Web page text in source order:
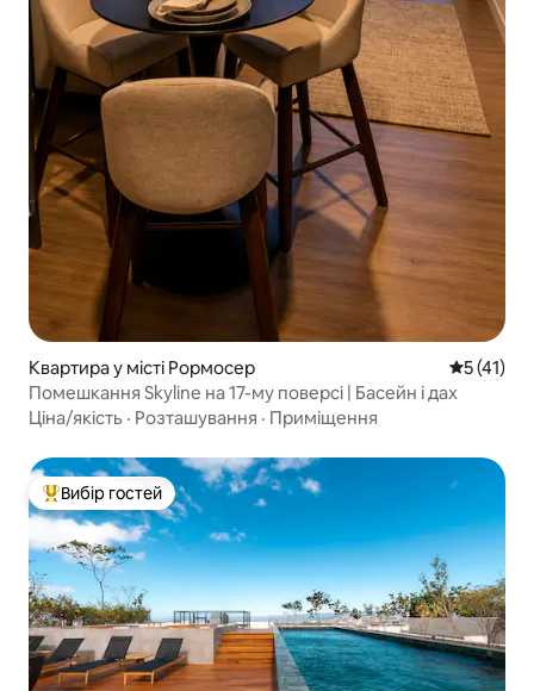
Квартира у місті Рормосер Середня
5 (41)
Помешкання Skyline на 17-му поверсі | Басейн і дах
Ціна/якість · Розташування · Приміщення
Топ вибір гостей
Вибір гостей